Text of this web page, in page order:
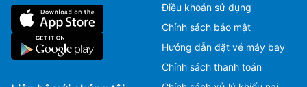
Điều khoản sử dụng
Chính sách bảo mật
Hướng dẫn đặt vé máy bay
Chính sách thanh toán